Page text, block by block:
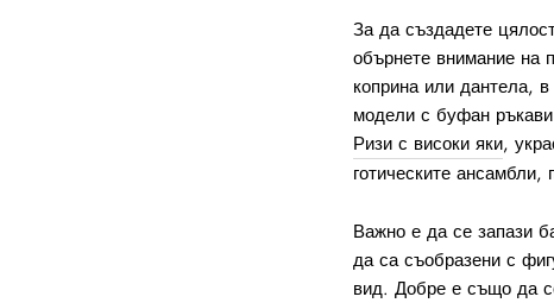
За да създадете
обърнете внимание на
коприна или дантела,
модели с буфан
Ризи с високи яки,
готическите
Важно е да се запази
да са съобразени с
вид. Добре е също да